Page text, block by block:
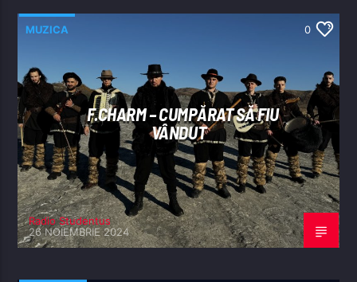
MUZICA 0
F.CHARM – CUMPĂRAT SĂ FIU
VÂNDUT
Radio Studentus
26 NOIEMBRIE 2024